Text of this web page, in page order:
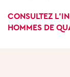
CONSULTEZ
HOMMES DE